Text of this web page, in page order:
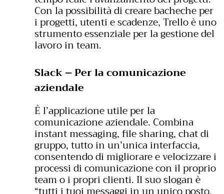
Con la possibilità di creare bacheche per
i progetti, utenti e scadenze, Trello è uno
strumento essenziale per la gestione del
lavoro in team.
Slack – Per la comunicazione
aziendale
È l’applicazione utile per la
comunicazione aziendale. Combina
instant messaging, file sharing, chat di
gruppo, tutto in un’unica interfaccia,
consentendo di migliorare e velocizzare i
processi di comunicazione con il proprio
team o i propri clienti. Il suo slogan è